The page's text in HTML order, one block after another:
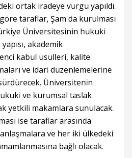
ortak iradeye vurgu yapıldı.
taraflar, Şam'da kurulması
Üniversitesinin hukuki
akademik
kabul usulleri, kalite
ve idari düzenlemelerine
Üniversitenin
ve kurumsal taslak
yetkili makamlara sunulacak.
ise taraflar arasında
ve her iki ülkedeki
bağlı olacak.